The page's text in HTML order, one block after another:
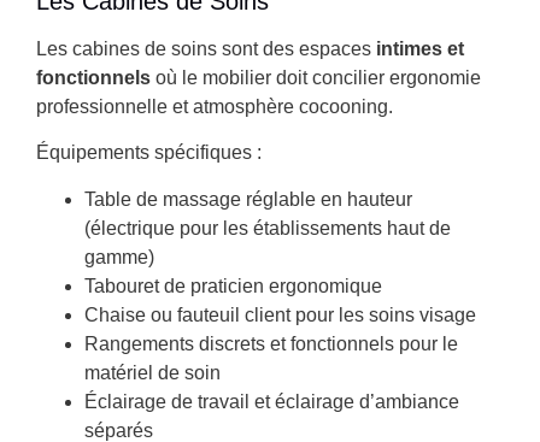
Les cabines de soins sont des espaces intimes et
fonctionnels où le mobilier doit concilier ergonomie
professionnelle et atmosphère cocooning.
Équipements spécifiques :
Table de massage réglable en hauteur
(électrique pour les établissements haut de
gamme)
Tabouret de praticien ergonomique
Chaise ou fauteuil client pour les soins visage
Rangements discrets et fonctionnels pour le
matériel de soin
Éclairage de travail et éclairage d’ambiance
séparés